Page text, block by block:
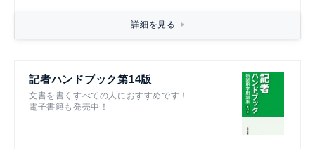
詳細を見る
記者ハンドブック第14版
文書を書くすべての人におすすめです！
電子書籍も発売中！